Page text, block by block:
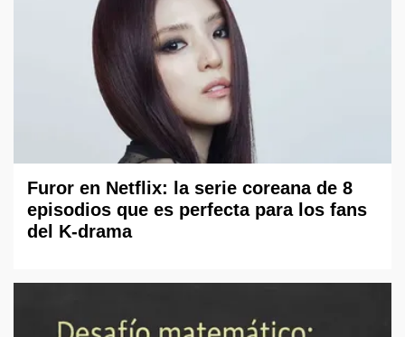
Furor en Netflix: la serie coreana de 8
episodios que es perfecta para los fans
del K-drama